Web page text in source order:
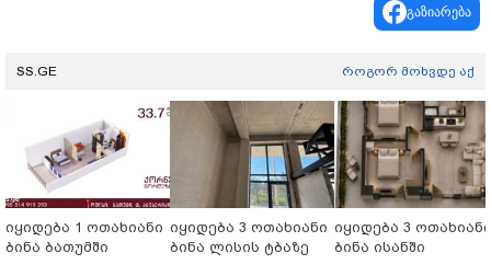
გაზიარება
SS.GE როგორ მოხვდე აქ
იყიდება 1 ოთახიანი
ბინა ბათუმში
იყიდება 3 ოთახიანი
ბინა ლისის ტბაზე
იყიდება 3 ოთახიანი
ბინა ისანში